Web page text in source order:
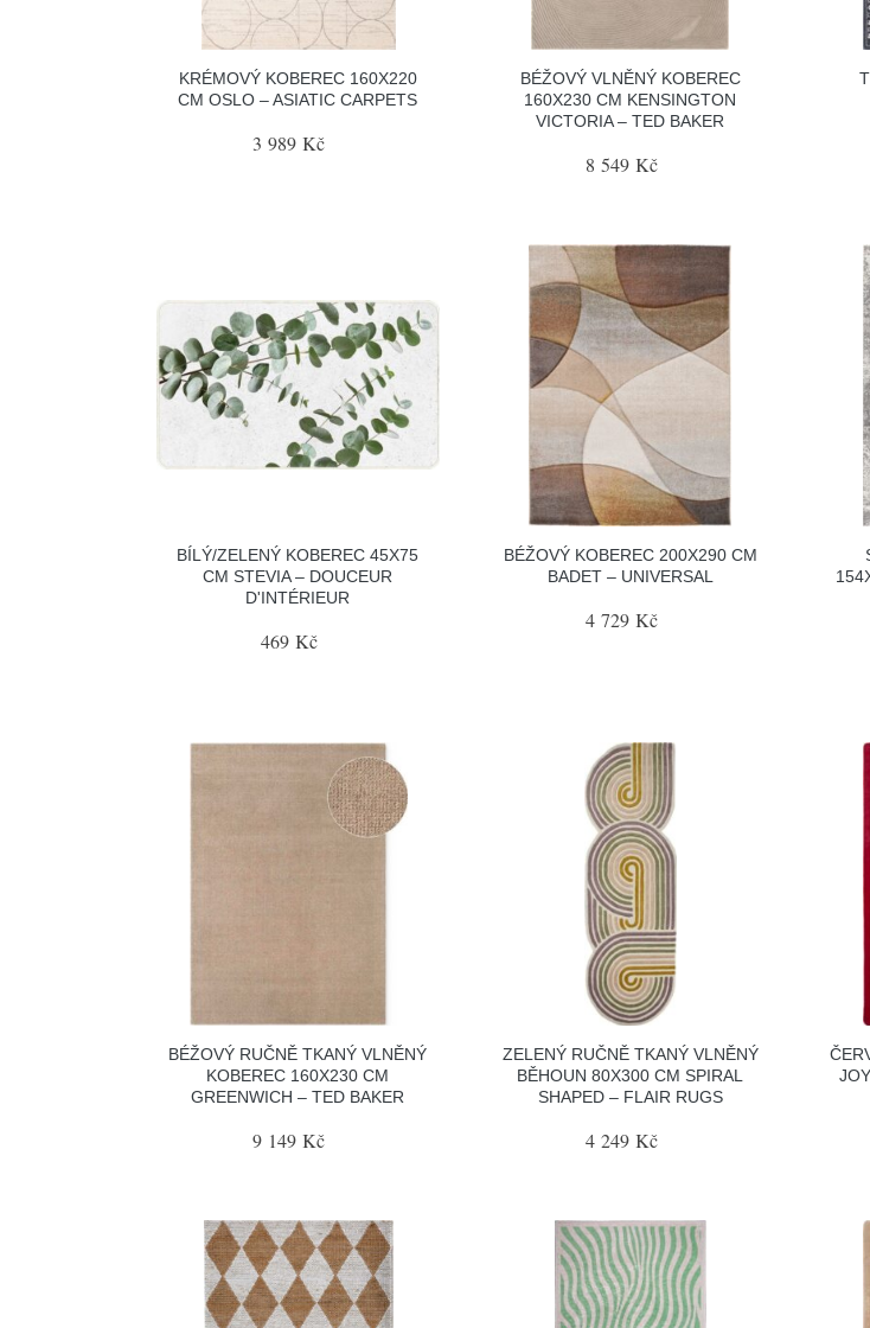
KRÉMOVÝ KOBEREC 160X220
CM OSLO – ASIATIC CARPETS
3 989 Kč
BÉŽOVÝ VLNĚNÝ KOBEREC
160X230 CM KENSINGTON
VICTORIA – TED BAKER
8 549 Kč
BÍLÝ/ZELENÝ KOBEREC 45X75
CM STEVIA – DOUCEUR
D'INTÉRIEUR
469 Kč
BÉŽOVÝ KOBEREC 200X290 CM
BADET – UNIVERSAL
4 729 Kč
BÉŽOVÝ RUČNĚ TKANÝ VLNĚNÝ
KOBEREC 160X230 CM
GREENWICH – TED BAKER
9 149 Kč
ZELENÝ RUČNĚ TKANÝ VLNĚNÝ
BĚHOUN 80X300 CM SPIRAL
SHAPED – FLAIR RUGS
4 249 Kč